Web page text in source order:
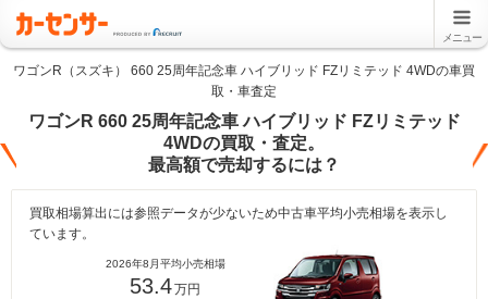
メニュー
ワゴンR（スズキ） 660 25周年記念車 ハイブリッド FZリミテッド 4WDの車買
取・車査定
ワゴンR 660 25周年記念車 ハイブリッド FZリミテッド
4WDの買取・査定。
最高額で売却するには？
買取相場算出には参照データが少ないため中古車平均小売相場を表示し
ています。
2026年8月平均小売相場
53.4万円